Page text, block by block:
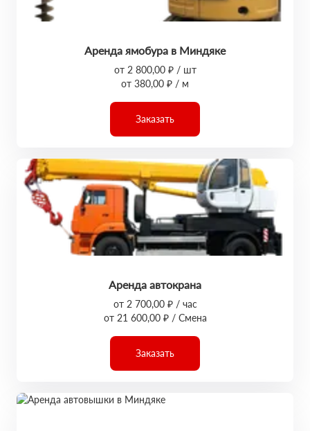
Аренда ямобура в Миндяке
от 2 800,00 ₽ / шт
от 380,00 ₽ / м
Заказать
Аренда автокрана
от 2 700,00 ₽ / час
от 21 600,00 ₽ / Смена
Заказать